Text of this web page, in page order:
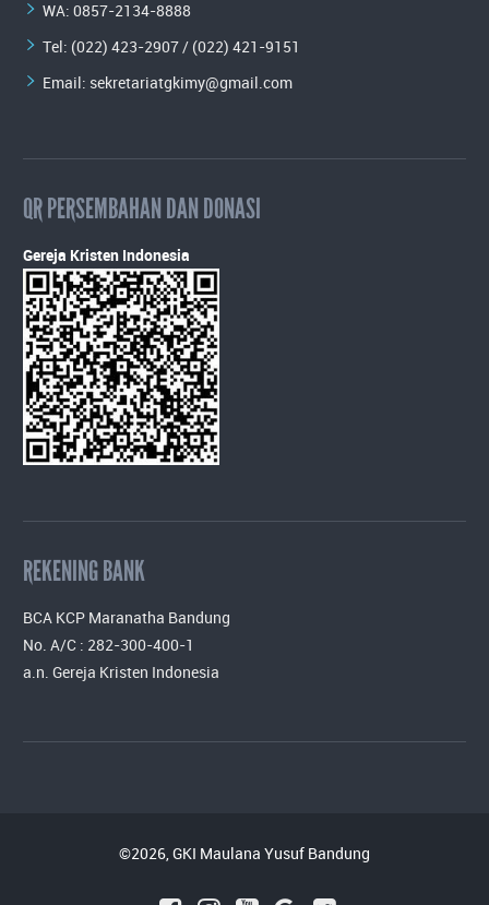
WA: 0857-2134-8888
Tel: (022) 423-2907 / (022) 421-9151
Email: sekretariatgkimy@gmail.com
QR PERSEMBAHAN DAN DONASI
Gereja Kristen Indonesia
REKENING BANK
BCA KCP Maranatha Bandung
No. A/C : 282-300-400-1
a.n. Gereja Kristen Indonesia
©2026, GKI Maulana Yusuf Bandung